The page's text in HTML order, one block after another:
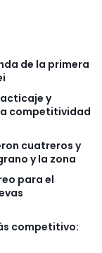
de la primera
y
competitividad
cuatreros y
y la zona
para el
competitivo: